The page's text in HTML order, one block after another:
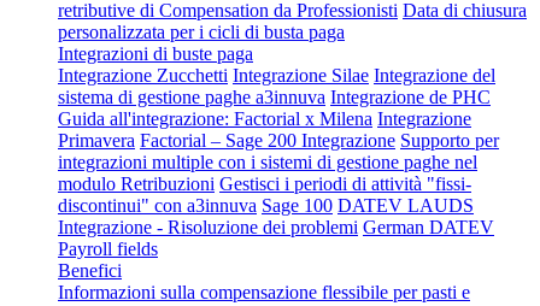
retributive di Compensation da Professionisti Data di chiusura
personalizzata per i cicli di busta paga
Integrazioni di buste paga
Integrazione Zucchetti Integrazione Silae Integrazione del
sistema di gestione paghe a3innuva Integrazione de PHC
Guida all'integrazione: Factorial x Milena Integrazione
Primavera Factorial – Sage 200 Integrazione Supporto per
integrazioni multiple con i sistemi di gestione paghe nel
modulo Retribuzioni Gestisci i periodi di attività "fissi-
discontinui" con a3innuva Sage 100 DATEV LAUDS
Integrazione - Risoluzione dei problemi German DATEV
Payroll fields
Benefici
Informazioni sulla compensazione flessibile per pasti e